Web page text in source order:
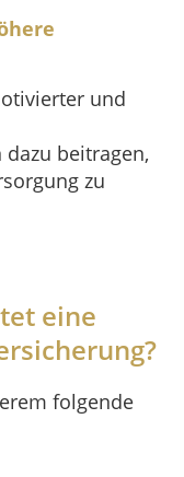
und
beitragen,
zu
eine
folgende